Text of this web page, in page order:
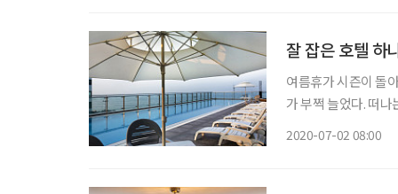
잘 잡은 호텔 하
여름휴가 시즌이 돌
가 부쩍 늘었다. 떠나
2020-07-02 08:00